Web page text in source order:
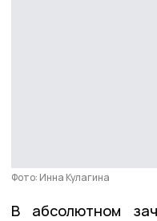
Фото: Инна Кулагина
В абсолютном